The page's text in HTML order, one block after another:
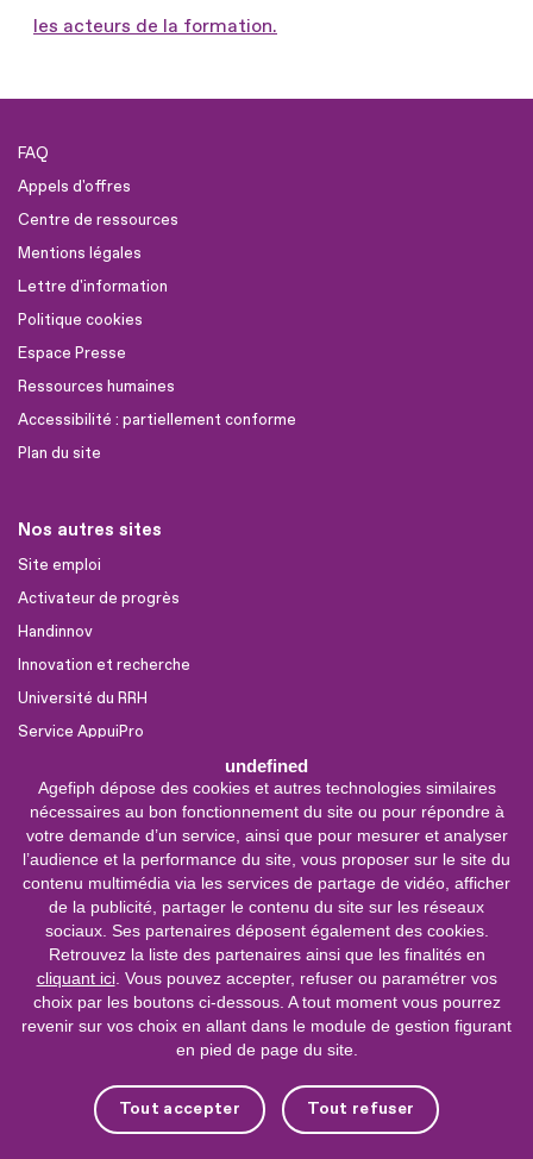
undefined
Agefiph dépose des cookies et autres technologies similaires
nécessaires au bon fonctionnement du site ou pour répondre à
votre demande d’un service, ainsi que pour mesurer et analyser
l’audience et la performance du site, vous proposer sur le site du
contenu multimédia via les services de partage de vidéo, afficher
de la publicité, partager le contenu du site sur les réseaux
sociaux. Ses partenaires déposent également des cookies.
Retrouvez la liste des partenaires ainsi que les finalités en
cliquant ici. Vous pouvez accepter, refuser ou paramétrer vos
choix par les boutons ci-dessous. A tout moment vous pourrez
revenir sur vos choix en allant dans le module de gestion figurant
en pied de page du site.
Tout accepter Tout refuser
les acteurs de la formation.
FAQ
Appels d'offres
Centre de ressources
Mentions légales
Lettre d'information
Politique cookies
Espace Presse
Ressources humaines
Accessibilité : partiellement conforme
Plan du site
Nos autres sites
Site emploi
Activateur de progrès
Handinnov
Innovation et recherche
Université du RRH
Service AppuiPro
Nous suivre
Youtube
Linkedin
Facebook
0 800 11 10 09
Service &
appel gratuits
Nous contacter
Plateforme de mise en contact LSF